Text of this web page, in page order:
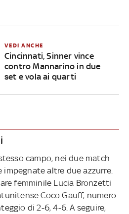
VEDI ANCHE
Cincinnati, Sinner vince
contro Mannarino in due
set e vola ai quarti
campo, nei due match
altre due azzurre.
femminile Lucia Bronzetti
Coco Gauff, numero
di 2-6, 4-6. A seguire,